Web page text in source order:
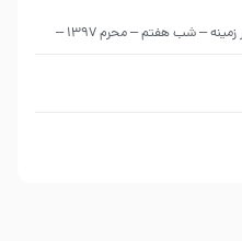
من غلام نوکراتم من عاشق کربلاتم – شور زمینه – شب هفتم – محرم 1397 –